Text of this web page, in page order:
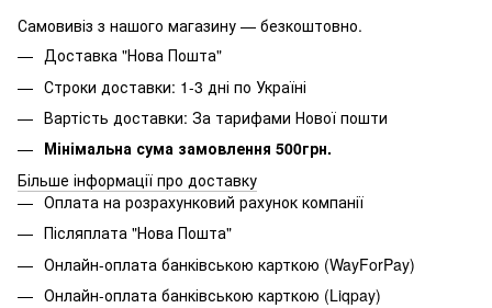
Самовивіз з нашого магазину — безкоштовно.
Доставка "Нова Пошта"
Строки доставки: 1-3 дні по Україні
Вартість доставки: За тарифами Нової пошти
Мінімальна сума замовлення 500грн.
Більше інформації про доставку
Оплата на розрахунковий рахунок компанії
Післяплата "Нова Пошта"
Онлайн-оплата банківською карткою (WayForPay)
Онлайн-оплата банківською карткою (Liqpay)